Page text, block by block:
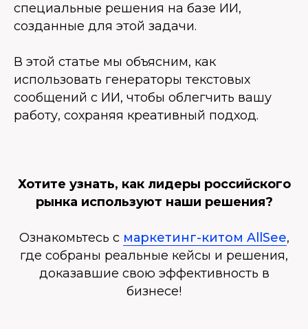
специальные решения на базе ИИ,
созданные для этой задачи.
В этой статье мы объясним, как
использовать генераторы текстовых
сообщений с ИИ, чтобы облегчить вашу
работу, сохраняя креативный подход.
Хотите узнать, как лидеры российского
рынка используют наши решения?
Ознакомьтесь с маркетинг-китом AllSee,
где собраны реальные кейсы и решения,
доказавшие свою эффективность в
бизнесе!